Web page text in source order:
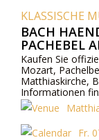
KLASSISCHE
BACH
PACHEBEL
Kaufen Sie
Mozart,
Matthiaskirche,
Informationen
Fr.